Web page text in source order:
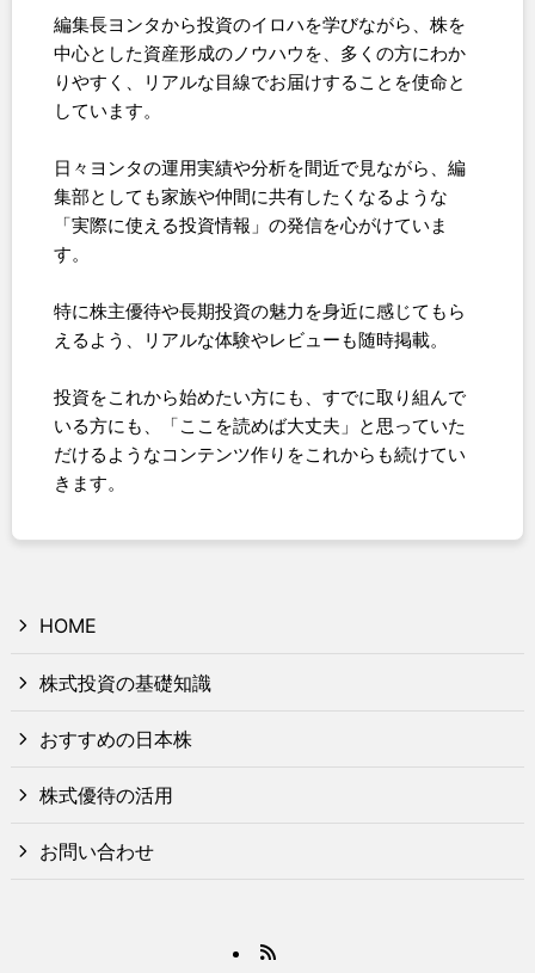
編集長ヨンタから投資のイロハを学びながら、株を
中心とした資産形成のノウハウを、多くの方にわか
りやすく、リアルな目線でお届けすることを使命と
しています。
日々ヨンタの運用実績や分析を間近で見ながら、編
集部としても家族や仲間に共有したくなるような
「実際に使える投資情報」の発信を心がけていま
す。
特に株主優待や長期投資の魅力を身近に感じてもら
えるよう、リアルな体験やレビューも随時掲載。
投資をこれから始めたい方にも、すでに取り組んで
いる方にも、「ここを読めば大丈夫」と思っていた
だけるようなコンテンツ作りをこれからも続けてい
きます。
HOME
株式投資の基礎知識
おすすめの日本株
株式優待の活用
お問い合わせ